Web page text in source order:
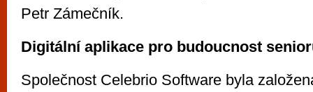
Petr Zámečník.
Digitální aplikace pro budoucnost
Společnost Celebrio Software byla